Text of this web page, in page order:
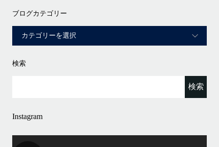
ブログカテゴリー
検索
Instagram